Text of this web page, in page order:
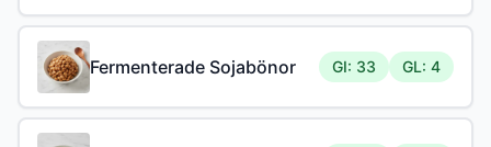
Fermenterade Sojabönor GI: 33 GL: 4